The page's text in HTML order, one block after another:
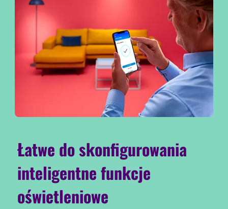
Łatwe do skonfigurowania
inteligentne funkcje
oświetleniowe